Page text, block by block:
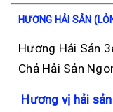
HƯƠNG HẢI SẢN
Hương Hải Sản
Chả Hải Sản
Hương vị hải